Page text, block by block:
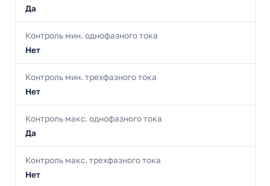
Да
Контроль мин. однофазного тока
Нет
Контроль мин. трехфазного тока
Нет
Контроль макс. однофазного тока
Да
Контроль макс. трехфазного тока
Нет